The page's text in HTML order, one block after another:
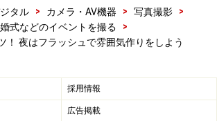
影で人物や状況がクリアに
ことで踊っている人物も動きを止めて
す
タル > カメラ・AV機器 > 写真撮影
>
式などのイベントを撮る
>
！ 夜はフラッシュで雰囲気作りをしよう
採用情報
広告掲載